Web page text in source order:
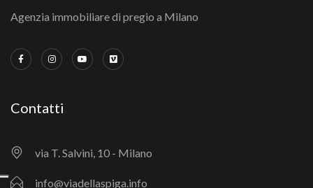
Agenzia immobiliare di pregio a Milano
Contatti
via T. Salvini, 10 - Milano
info@viadellaspiga.info